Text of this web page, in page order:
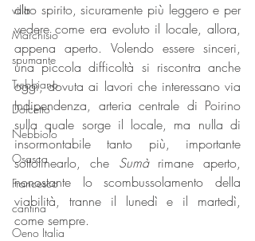
villa
Marchisio
spumante
Trebbiano
Dolcetto
Nebbiolo
Osasca
Francesco
cantina
Oeno Italia
altro spirito, sicuramente più leggero e per
vedere come era evoluto il locale, allora,
appena aperto. Volendo essere sinceri,
una piccola difficoltà si riscontra anche
oggi, dovuta ai lavori che interessano via
Indipendenza, arteria centrale di Poirino
sulla quale sorge il locale, ma nulla di
insormontabile tanto più, importante
sottolinearlo, che Sumà rimane aperto,
nonostante lo scombussolamento della
viabilità, tranne il lunedì e il martedì,
come sempre.